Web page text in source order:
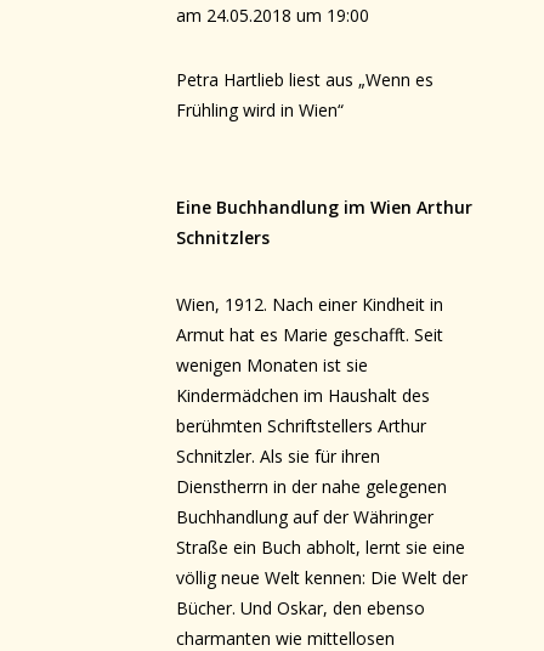
am 24.05.2018 um 19:00
Petra Hartlieb liest aus „Wenn es
Frühling wird in Wien“
Eine Buchhandlung im Wien Arthur
Schnitzlers
Wien, 1912. Nach einer Kindheit in
Armut hat es Marie geschafft. Seit
wenigen Monaten ist sie
Kindermädchen im Haushalt des
berühmten Schriftstellers Arthur
Schnitzler. Als sie für ihren
Dienstherrn in der nahe gelegenen
Buchhandlung auf der Währinger
Straße ein Buch abholt, lernt sie eine
völlig neue Welt kennen: Die Welt der
Bücher. Und Oskar, den ebenso
charmanten wie mittellosen